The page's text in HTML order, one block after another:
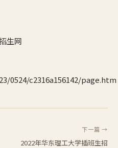
生网
0524/c2316a156142/page.htm
下一篇 →
2022年​华东理工大学插班生招